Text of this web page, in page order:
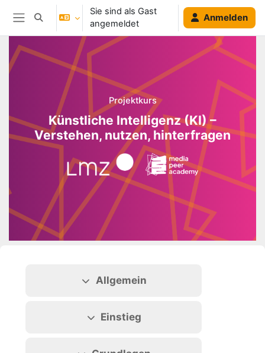
Zum Hauptinhalt
Website-Übersicht
Sucheingabe umschalten
Sie sind als Gast
angemeldet
Anmelden
Blöcke
Projektkurs
Künstliche Intelligenz (KI) –
Verstehen, nutzen, hinterfragen
Allgemein
Einstieg